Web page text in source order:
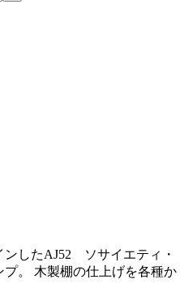
ンしたAJ52 ソサイエティ・
プ。 木製棚の仕上げを各種か